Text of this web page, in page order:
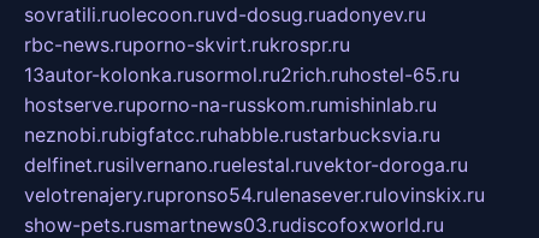
sovratili.ruolecoon.ruvd-dosug.ruadonyev.ru
rbc-news.ruporno-skvirt.rukrospr.ru
13autor-kolonka.rusormol.ru2rich.ruhostel-65.ru
hostserve.ruporno-na-russkom.rumishinlab.ru
neznobi.rubigfatcc.ruhabble.rustarbucksvia.ru
delfinet.rusilvernano.ruelestal.ruvektor-doroga.ru
velotrenajery.rupronso54.rulenasever.rulovinskix.ru
show-pets.rusmartnews03.rudiscofoxworld.ru